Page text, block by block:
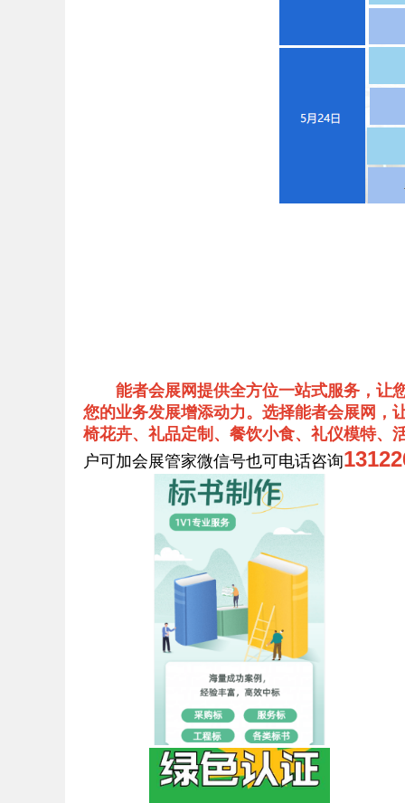
能者会展网提供全方位一站式服务，让
您的业务发展增添动力。选择能者会展网，
椅花卉、礼品定制、餐饮小食、礼仪模特、
户可加会展管家微信号也可电话咨询